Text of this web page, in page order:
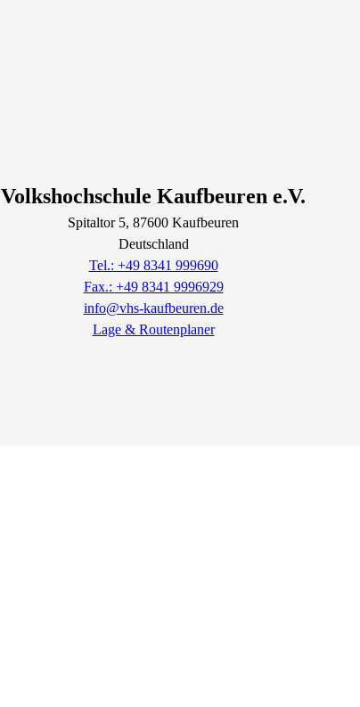
Volkshochschule Kaufbeuren e.V.
Spitaltor5, 87600 Kaufbeuren
Deutschland
Tel.: +49 8341 999690
Fax.: +49 8341 9996929
info@vhs-kaufbeuren.de
Lage & Routenplaner